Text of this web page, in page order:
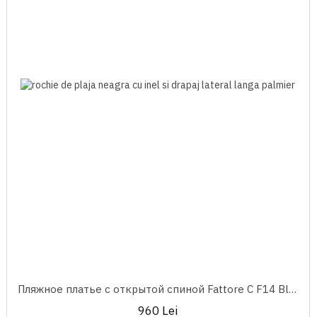
Пляжное платье с открытой спиной Fattore C F14 Black
960 Lei